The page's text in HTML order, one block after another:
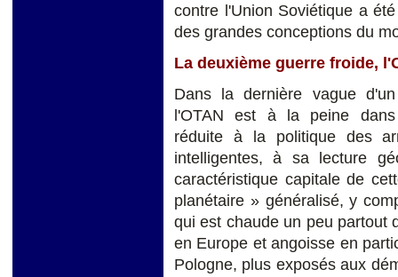
contre l'Union Soviétique a
des grandes conceptions du
La deuxième guerre froide,
Dans la dernière vague
l'OTAN est à la peine dans
réduite à la politique des
intelligentes, à sa lecture
caractéristique capitale de
planétaire » généralisé, y
qui est chaude un peu partout
en Europe et angoisse en
Pologne, plus exposés aux